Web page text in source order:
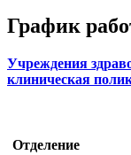
График
Учреждения
клиническая
Отделение